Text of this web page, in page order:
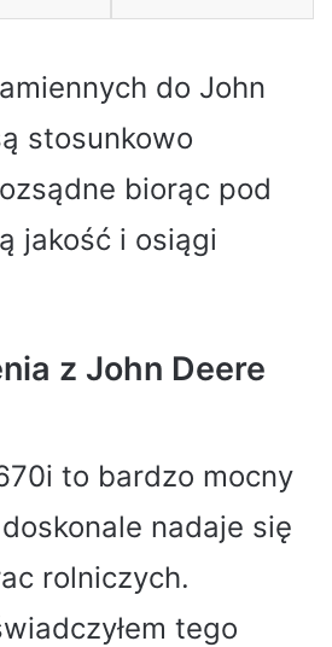
do John
stosunkowo
biorąc pod
jakość i osiągi
z John Deere
to bardzo mocny
nadaje się
rolniczych.
tego